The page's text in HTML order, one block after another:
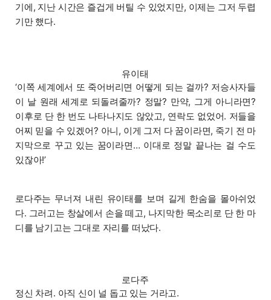
기에, 지난 시간은 즐겁게 버틸 수 있었지만, 이제는 그저 두렵
기만 했다.
유이태
‘이쪽 세계에서 또 죽어버리면 어떻게 되는 걸까? 저승사자들
이 날 원래 세계로 되돌려줄까? 정말? 만약, 그게 아니라면?
이후로 단 한 번도 나타나지도 않았고, 연락도 없었어. 저들을
어찌 믿을 수 있겠어? 아니, 이게 그저 다 꿈이라면, 죽기 전 마
지막으로 꾸고 있는 꿈이라면… 이대로 정말 끝나는 걸 수도
있잖아!’
로다주는 무너져 내린 유이태를 보며 길게 한숨을 몰아쉬었
다. 그러고는 창살에서 손을 떼고, 나지막한 목소리로 단 한 마
디를 남기고는 그대로 자리를 떠났다.
로다주
정신 차려. 아직 신이 널 돕고 있는 거라고.